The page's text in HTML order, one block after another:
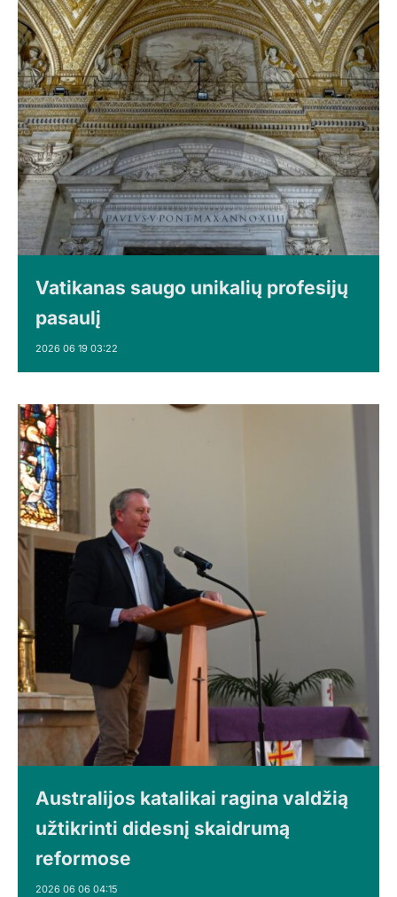
Vatikanas saugo unikalių profesijų
pasaulį
2026 06 19 03:22
Australijos katalikai ragina valdžią
užtikrinti didesnį skaidrumą
reformose
2026 06 06 04:15